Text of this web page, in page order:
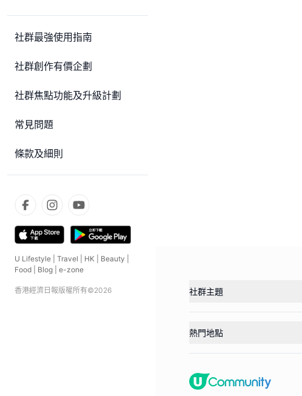
社群最強使用指南
社群創作有價企劃
社群焦點功能及升級計劃
常見問題
條款及細則
U Lifestyle Travel HK Beauty
Food
Blog e-zone
香港經濟日報版權所有©2026 社群主題
熱門地點